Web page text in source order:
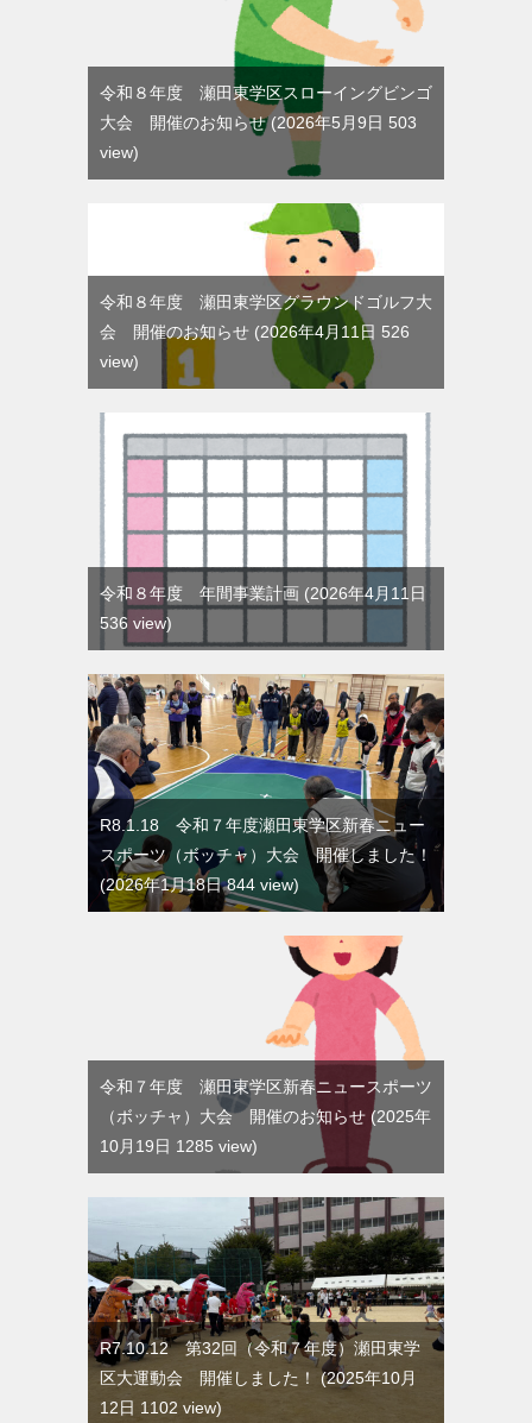
令和８年度 瀬田東学区スローイングビンゴ
大会 開催のお知らせ
2026年5月9日 503
view
令和８年度 瀬田東学区グラウンドゴルフ大
会 開催のお知らせ 2026年4月11日 526
view
令和８年度 年間事業計画 2026年4月11日
536 view
R8.1.18 令和７年度瀬田東学区新春ニュー
スポーツ（ボッチャ）大会 開催しました！
2026年1月18日 844 view
令和７年度 瀬田東学区新春ニュースポーツ
（ボッチャ）大会 開催のお知らせ 2025年
10月19日 1285 view
R7.10.12 第32回（令和７年度）瀬田東学
区大運動会 開催しました！
2025年10月
12日 1102 view